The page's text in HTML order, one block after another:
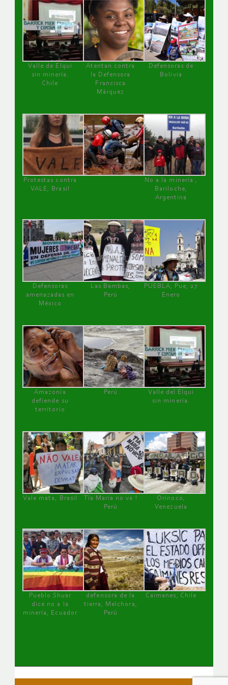
Valle de Elqui
sin minería.
Chile
Atentan contra
la Defensora
Francisca
Márquez
Defensoras de
Bolivia
Protestas contra
VALE, Brasil
No a la minería ,
Bariloche,
Argentina
Defensoras
amenazadas en
México
Las Bambas,
Perú
PUEBLA, Pue, 27
Enero
Amazonía
defiende su
territorio
Perú
Valle del Elqui
sin minería.
Vale mata, Brasil
Tía María no va !
Perú
Orinoco,
Venezuela
Pueblo Shuar
dice no a la
minería, Ecuador
defensora de la
tierra, Melchora,
Perú
Caimanes, Chile